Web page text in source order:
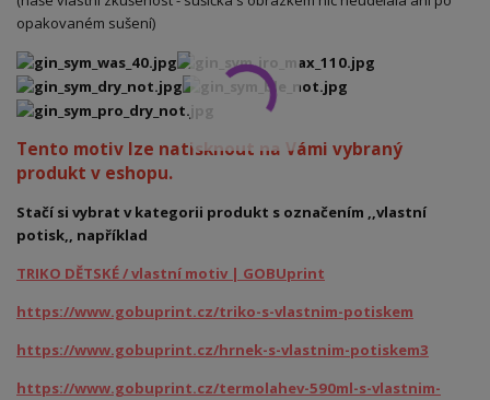
opakovaném sušení)
Tento motiv lze natisknout na Vámi vybraný
produkt v eshopu.
Stačí si vybrat v kategorii produkt s označením ,,vlastní
potisk,, například
TRIKO DĚTSKÉ / vlastní motiv | GOBUprint
https://www.gobuprint.cz/triko-s-vlastnim-potiskem
https://www.gobuprint.cz/hrnek-s-vlastnim-potiskem3
https://www.gobuprint.cz/termolahev-590ml-s-vlastnim-